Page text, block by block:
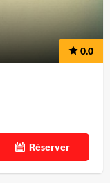
0.0
Réserver